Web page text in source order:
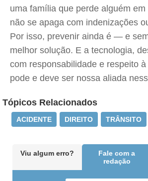
uma família que perde alguém
não se apaga com indenizações
Por isso, prevenir ainda é — e
melhor solução. E a tecnologia,
com responsabilidade e respeito
pode e deve ser nossa aliada
Tópicos Relacionados
ACIDENTE DIREITO TRÂNSITO
Viu algum erro?
Fale com a
redação